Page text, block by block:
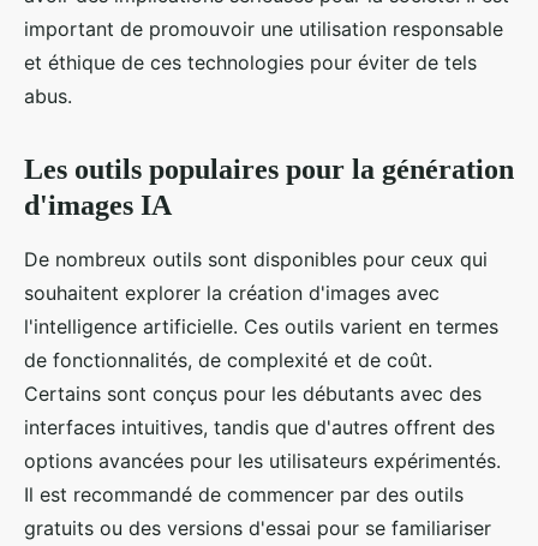
important de promouvoir une utilisation responsable
et éthique de ces technologies pour éviter de tels
abus.
Les outils populaires pour la génération
d'images IA
De nombreux outils sont disponibles pour ceux qui
souhaitent explorer la création d'images avec
l'intelligence artificielle. Ces outils varient en termes
de fonctionnalités, de complexité et de coût.
Certains sont conçus pour les débutants avec des
interfaces intuitives, tandis que d'autres offrent des
options avancées pour les utilisateurs expérimentés.
Il est recommandé de commencer par des outils
gratuits ou des versions d'essai pour se familiariser